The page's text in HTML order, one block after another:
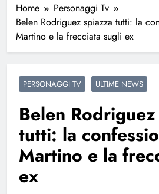
Home
Personaggi Tv
Belen Rodriguez spiazza tutti: la
Martino e la frecciata sugli ex
PERSONAGGI TV ULTIME NEWS
Belen
tutti: la
Martino e la
ex